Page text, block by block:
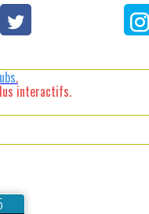
.
interactifs.